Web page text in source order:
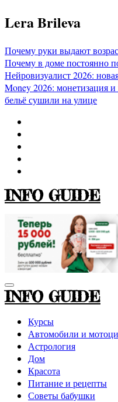
Перейти
к
Lera Brileva
Почему руки выдают
Почему в доме постоянно
Нейровизуалист 2026:
Money 2026: монетизация
бельё сушили на улице
INFO GUIDE
INFO GUIDE
Курсы
Автомобили и
Астрология
Дом
Красота
Питание и рецепты
Советы бабушки